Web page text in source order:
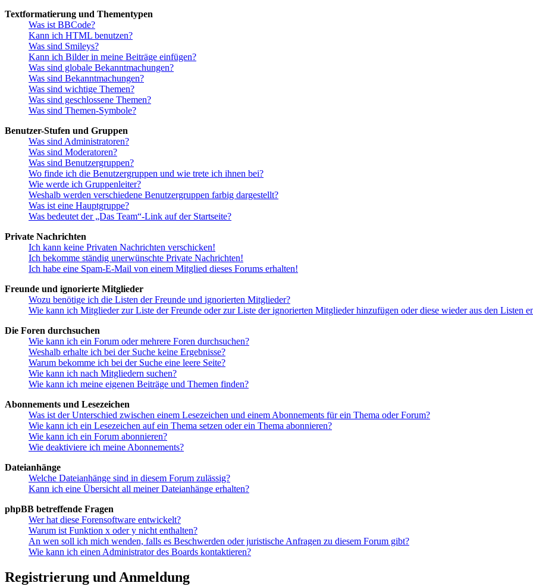
Textformatierung und Thementypen
Was ist BBCode?
Kann ich HTML benutzen?
Was sind Smileys?
Kann ich Bilder in meine Beiträge einfügen?
Was sind globale Bekanntmachungen?
Was sind Bekanntmachungen?
Was sind wichtige Themen?
Was sind geschlossene Themen?
Was sind Themen-Symbole?
Benutzer-Stufen und Gruppen
Was sind Administratoren?
Was sind Moderatoren?
Was sind Benutzergruppen?
Wo finde ich die Benutzergruppen und wie trete ich ihnen bei?
Wie werde ich Gruppenleiter?
Weshalb werden verschiedene Benutzergruppen farbig dargestellt?
Was ist eine Hauptgruppe?
Was bedeutet der „Das Team“-Link auf der Startseite?
Private Nachrichten
Ich kann keine Privaten Nachrichten verschicken!
Ich bekomme ständig unerwünschte Private Nachrichten!
Ich habe eine Spam-E-Mail von einem Mitglied dieses Forums erhalten!
Freunde und ignorierte Mitglieder
Wozu benötige ich die Listen der Freunde und ignorierten Mitglieder?
Wie kann ich Mitglieder zur Liste der Freunde oder zur Liste der ignorierten Mitglieder hinzufügen oder diese wieder aus den Listen
Die Foren durchsuchen
Wie kann ich ein Forum oder mehrere Foren durchsuchen?
Weshalb erhalte ich bei der Suche keine Ergebnisse?
Warum bekomme ich bei der Suche eine leere Seite?
Wie kann ich nach Mitgliedern suchen?
Wie kann ich meine eigenen Beiträge und Themen finden?
Abonnements und Lesezeichen
Was ist der Unterschied zwischen einem Lesezeichen und einem Abonnements für ein Thema oder Forum?
Wie kann ich ein Lesezeichen auf ein Thema setzen oder ein Thema abonnieren?
Wie kann ich ein Forum abonnieren?
Wie deaktiviere ich meine Abonnements?
Dateianhänge
Welche Dateianhänge sind in diesem Forum zulässig?
Kann ich eine Übersicht all meiner Dateianhänge erhalten?
phpBB betreffende Fragen
Wer hat diese Forensoftware entwickelt?
Warum ist Funktion x oder y nicht enthalten?
An wen soll ich mich wenden, falls es Beschwerden oder juristische Anfragen zu diesem Forum gibt?
Wie kann ich einen Administrator des Boards kontaktieren?
Registrierung und Anmeldung